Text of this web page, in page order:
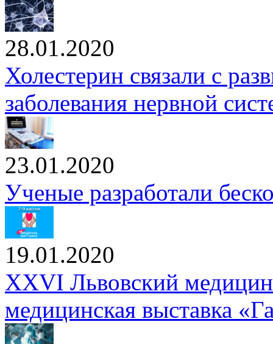
28.01.2020
Холестерин связали с
заболевания нервной
23.01.2020
Ученые разработали
19.01.2020
XXVI Львовский
медицинская выставка